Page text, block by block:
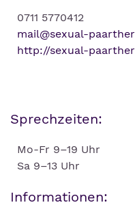
0711 5770412
mail@sexual-
http://sexual-
Sprechzeiten:
Mo-Fr 9–19 Uhr
Sa 9–13 Uhr
Informationen: